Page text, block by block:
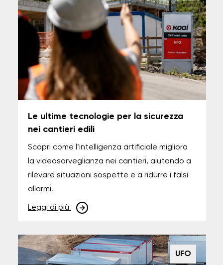
Le ultime tecnologie per la sicurezza
nei cantieri edili
Scopri come l’intelligenza artificiale migliora
la videosorveglianza nei cantieri, aiutando a
rilevare situazioni sospette e a ridurre i falsi
allarmi.
Leggi di più
UFO